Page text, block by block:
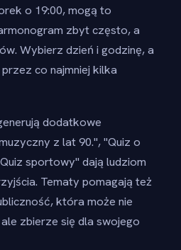
o 19:00, mogą to
zbyt często, a
Wybierz dzień i godzinę, a
co najmniej kilka
dodatkowe
z lat 90.", "Quiz o
sportowy" dają ludziom
Tematy pomagają też
która może nie
zbierze się dla swojego